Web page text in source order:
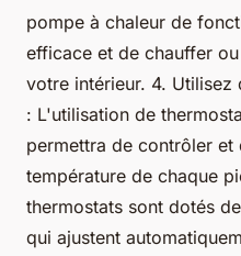
pompe à chaleur de
efficace et de chauffer
votre intérieur. 4. Utilisez
: L'utilisation de
permettra de contrôler et
température de chaque
thermostats sont dotés
qui ajustent